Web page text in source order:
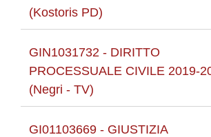
(Kostoris PD)
GIN1031732 - DIRITTO
PROCESSUALE CIVILE 2019-
(Negri - TV)
GI01103669 - GIUSTIZIA